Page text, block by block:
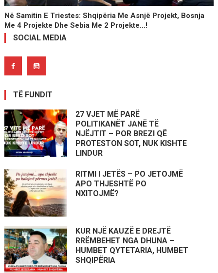
Në Samitin E Triestes: Shqipëria Me Asnjë Projekt, Bosnja
Me 4 Projekte Dhe Sebia Me 2 Projekte…!
SOCIAL MEDIA
TË FUNDIT
27 VJET MË PARË
POLITIKANËT JANË TË
NJËJTIT – POR BREZI QË
PROTESTON SOT, NUK KISHTE
LINDUR
RITMI I JETËS – PO JETOJMË
APO THJESHTË PO
NXITOJMË?
KUR NJË KAUZË E DREJTË
RRËMBEHET NGA DHUNA –
HUMBET QYTETARIA, HUMBET
SHQIPËRIA